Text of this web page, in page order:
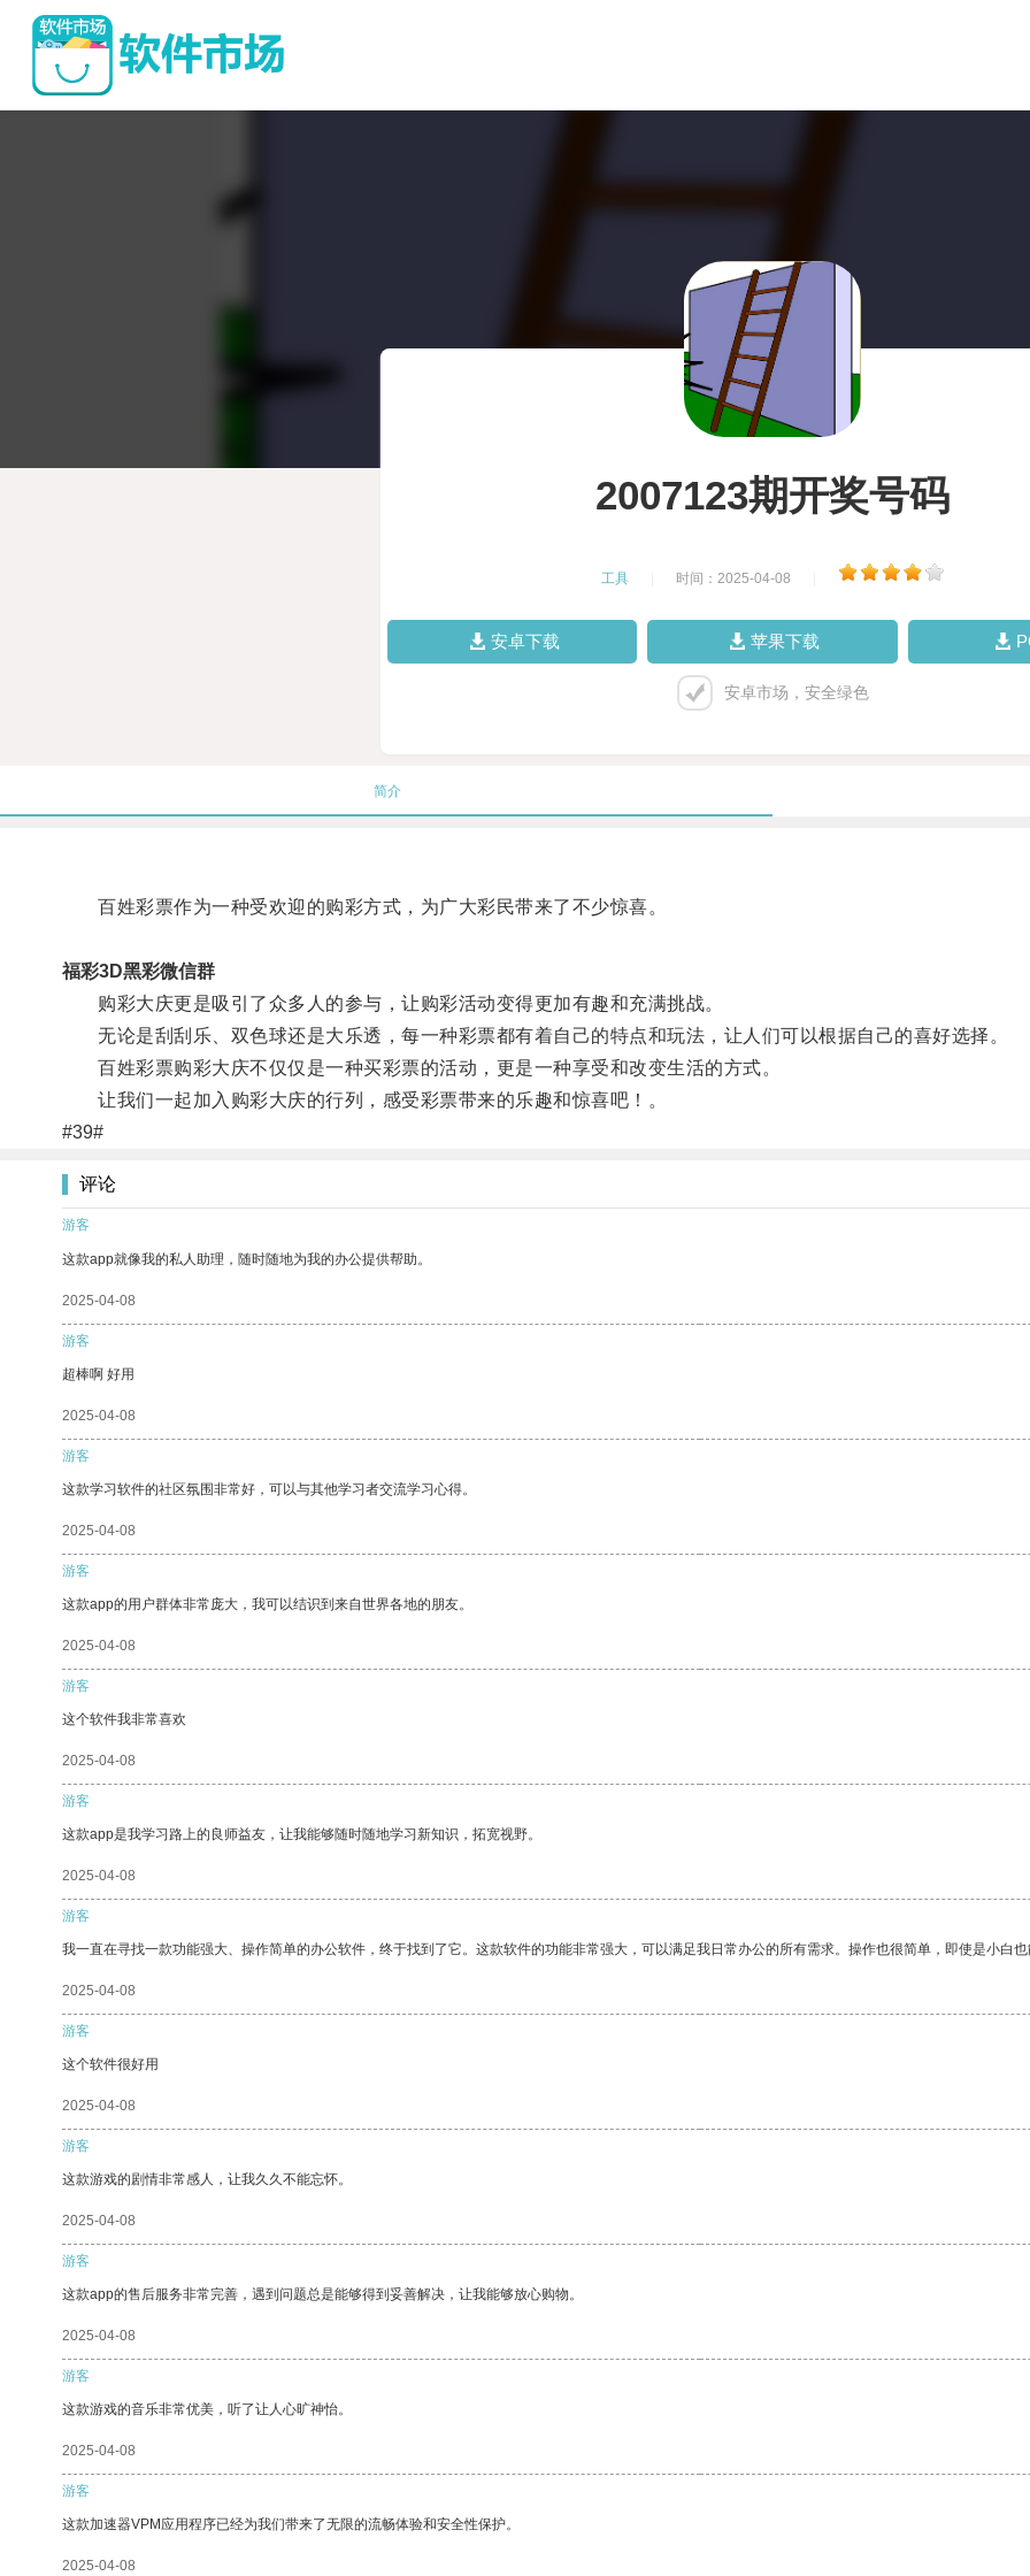
2007123期开奖号码
工具 时间：2025-04-08
安卓下载 苹果下载
安卓市场，安全绿色
简介
百姓彩票作为一种受欢迎的购彩方式，为广大彩民带来了不少惊喜。
福彩3D黑彩微信群
购彩大庆更是吸引了众多人的参与，让购彩活动变得更加有趣和充满挑战。
无论是刮刮乐、双色球还是大乐透，每一种彩票都有着自己的特点和玩法，让人们可以根据自己的喜好选择。
百姓彩票购彩大庆不仅仅是一种买彩票的活动，更是一种享受和改变生活的方式。
让我们一起加入购彩大庆的行列，感受彩票带来的乐趣和惊喜吧！。
#39#
评论
游客
这款app就像我的私人助理，随时随地为我的办公提供帮助。
2025-04-08
游客
超棒啊 好用
2025-04-08
游客
这款学习软件的社区氛围非常好，可以与其他学习者交流学习心得。
2025-04-08
游客
这款app的用户群体非常庞大，我可以结识到来自世界各地的朋友。
2025-04-08
游客
这个软件我非常喜欢
2025-04-08
游客
这款app是我学习路上的良师益友，让我能够随时随地学习新知识，拓宽视野。
2025-04-08
游客
我一直在寻找一款功能强大、操作简单的办公软件，终于找到了它。这款软件的功能非常强大，可以满足我日常办公的所有需求。操作也很简单，即使是小白也
2025-04-08
游客
这个软件很好用
2025-04-08
游客
这款游戏的剧情非常感人，让我久久不能忘怀。
2025-04-08
游客
这款app的售后服务非常完善，遇到问题总是能够得到妥善解决，让我能够放心购物。
2025-04-08
游客
这款游戏的音乐非常优美，听了让人心旷神怡。
2025-04-08
游客
这款加速器VPM应用程序已经为我们带来了无限的流畅体验和安全性保护。
2025-04-08